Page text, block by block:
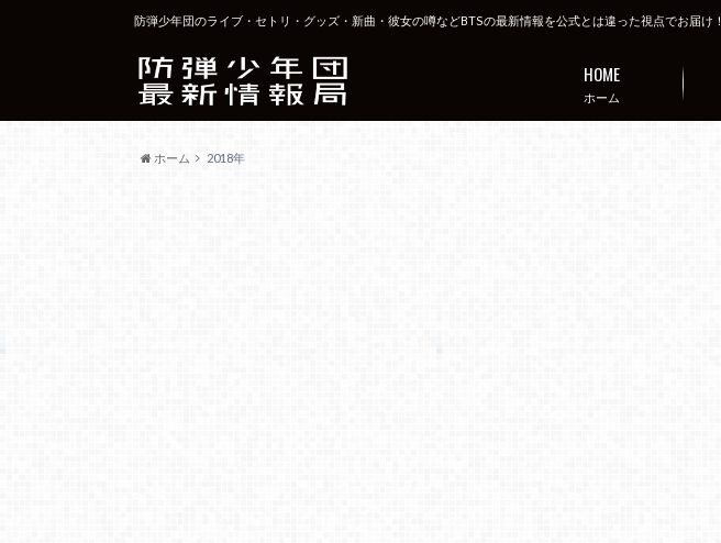
防弾少年団のライブ・セトリ・グッズ・新曲・彼女の噂などBTSの最新情報を公式とは違った視点でお届け！
ホーム
HOME
ホーム 2018年